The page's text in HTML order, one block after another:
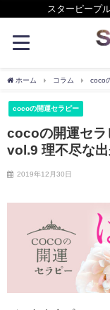
スターピープ
ホーム コラム coco
cocoの開運セラピー
cocoの開運セラ
vol.9 理不尽な
2019年12月30日